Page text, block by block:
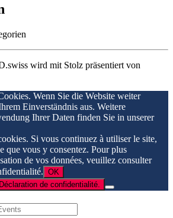
wird mit Stolz präsentiert von
Wenn Sie die Website weiter
Einverständnis aus. Weitere
Ihrer Daten finden Sie in unserer
Si vous continuez à utiliser le site,
que vous y consentez. Pour plus
de vos données, veuillez consulter
OK
de confidentialité.